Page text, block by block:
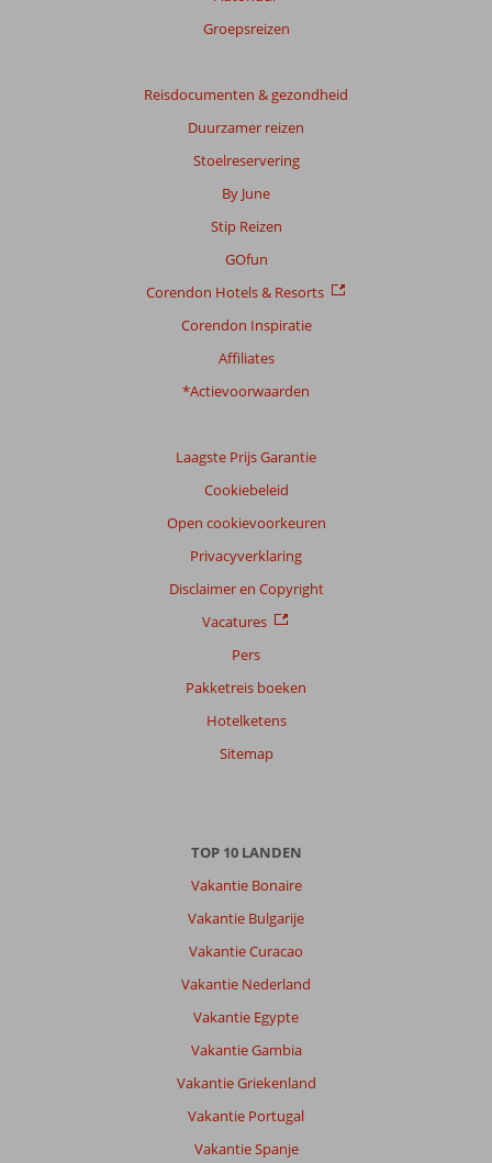
Groepsreizen
Reisdocumenten & gezondheid
Duurzamer reizen
Stoelreservering
By June
Stip Reizen
GOfun
Corendon Hotels & Resorts
Corendon Inspiratie
Affiliates
*Actievoorwaarden
Laagste Prijs Garantie
Cookiebeleid
Open cookievoorkeuren
Privacyverklaring
Disclaimer en Copyright
Vacatures
Pers
Pakketreis boeken
Hotelketens
Sitemap
TOP 10 LANDEN
Vakantie Bonaire
Vakantie Bulgarije
Vakantie Curacao
Vakantie Nederland
Vakantie Egypte
Vakantie Gambia
Vakantie Griekenland
Vakantie Portugal
Vakantie Spanje